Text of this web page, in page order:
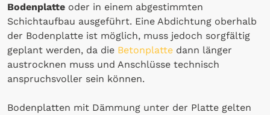
Bodenplatte oder in einem abgestimmten
Schichtaufbau ausgeführt. Eine Abdichtung oberhalb
der Bodenplatte ist möglich, muss jedoch sorgfältig
geplant werden, da die Betonplatte dann länger
austrocknen muss und Anschlüsse technisch
anspruchsvoller sein können.
Bodenplatten mit Dämmung unter der Platte gelten